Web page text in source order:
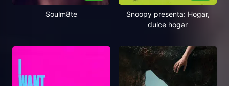
Soulm8te
Snoopy presenta: Hogar,
dulce hogar